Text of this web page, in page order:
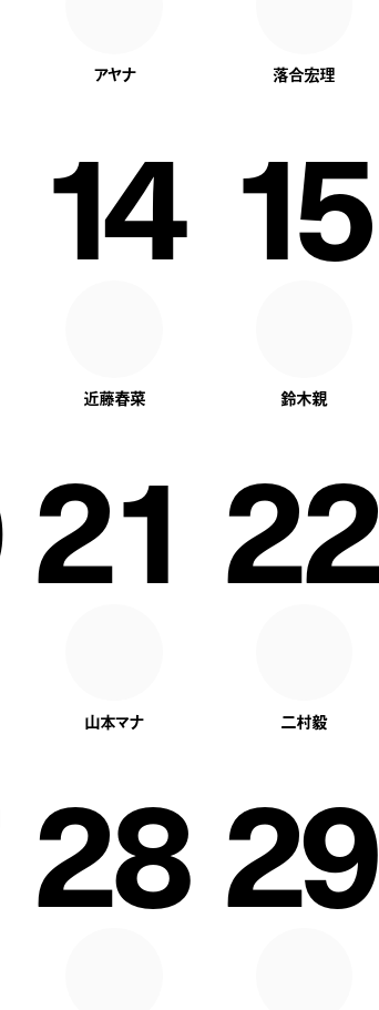
アヤナ 落合宏理
14
近藤春菜
15
鈴木親
21
山本マナ
22
二村毅
2829